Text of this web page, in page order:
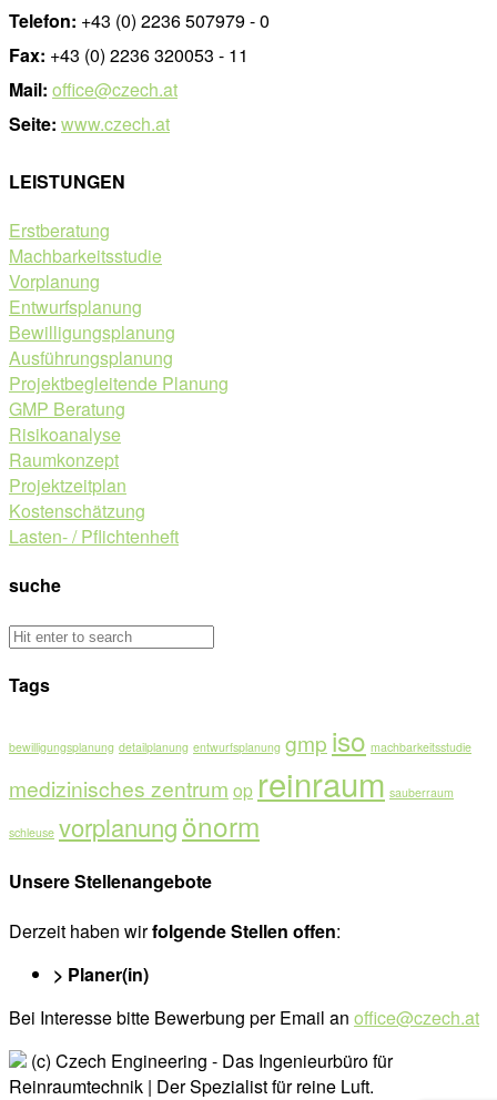
Telefon: +43 (0) 2236 507979 - 0
Fax: +43 (0) 2236 320053 - 11
Mail: office@czech.at
Seite: www.czech.at
LEISTUNGEN
Erstberatung
Machbarkeitsstudie
Vorplanung
Entwurfsplanung
Bewilligungsplanung
Ausführungsplanung
Projektbegleitende Planung
GMP Beratung
Risikoanalyse
Raumkonzept
Projektzeitplan
Kostenschätzung
Lasten- / Pflichtenheft
suche
Tags
bewilligungsplanung detailplanung entwurfsplanung gmp iso machbarkeitsstudie
medizinisches zentrum op reinraum sauberraum
schleuse vorplanungönorm
Unsere Stellenangebote
Derzeit haben wirfolgende Stellen offen:
> Planer(in)
Bei Interesse bitte Bewerbung per Email an office@czech.at
(c) Czech Engineering - Das Ingenieurbüro für
Reinraumtechnik | Der Spezialist für reine Luft.